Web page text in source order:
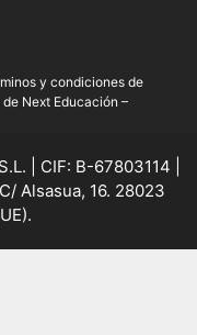
y condiciones de
Next Educación –
| CIF: B-67803114 |
Alsasua, 16. 28023